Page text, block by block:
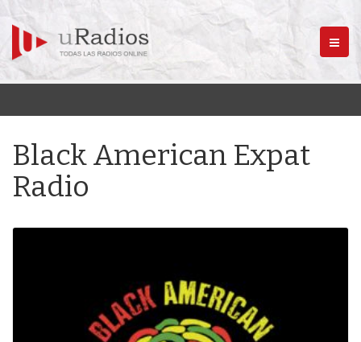
Menú
Black American Expat
Radio